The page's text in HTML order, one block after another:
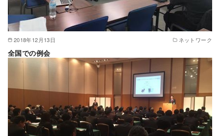
2018年12月13日 ネットワーク
全国での例会